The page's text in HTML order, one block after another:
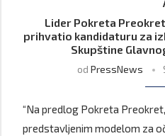
Lider Pokreta
prihvatio kandidaturu za
Skupštine
od PressNews
“Na predlog Pokreta
predstavljenim modelom za